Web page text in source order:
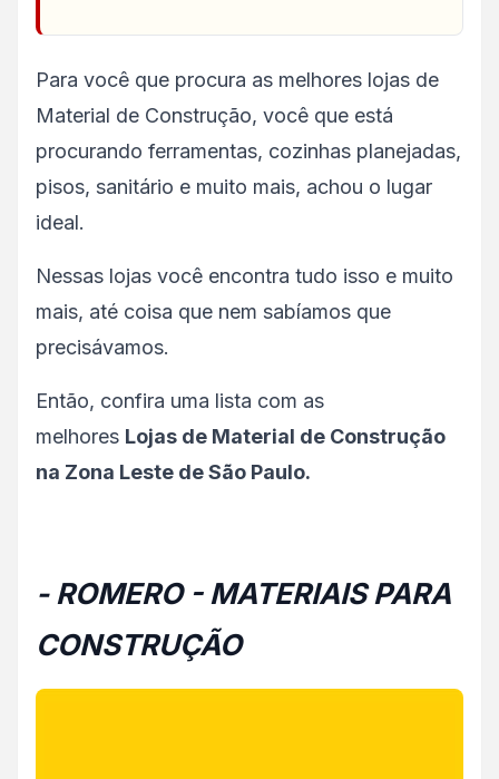
Para você que procura as melhores lojas de
Material de Construção, você que está
procurando ferramentas, cozinhas planejadas,
pisos, sanitário e muito mais, achou o lugar
ideal.
Nessas lojas você encontra tudo isso e muito
mais, até coisa que nem sabíamos que
precisávamos.
Então, confira uma lista com as
melhores Lojas de Material de Construção
na Zona Leste de São Paulo.
- ROMERO - MATERIAIS PARA
CONSTRUÇÃO